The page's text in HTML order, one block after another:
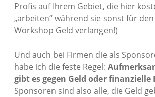
Profis auf Ihrem Gebiet, die hier
„arbeiten“ während sie sonst für
Workshop Geld verlangen!)
Und auch bei Firmen die als
habe ich die feste Regel:
gibt es gegen Geld oder
Sponsoren sind also alle, die Geld